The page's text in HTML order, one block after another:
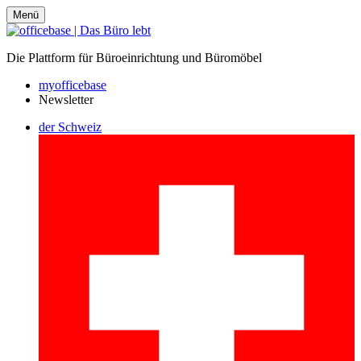
Menü
Die Plattform für Büroeinrichtung und Büromöbel
myofficebase
Newsletter
der Schweiz